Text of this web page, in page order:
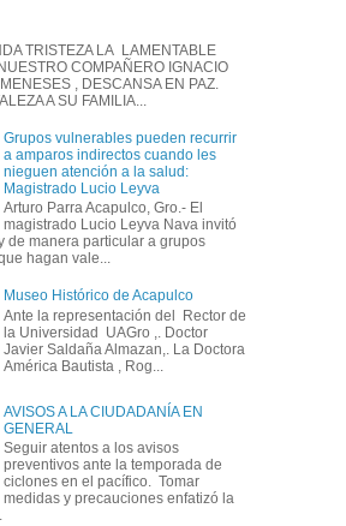
TRISTEZA LA LAMENTABLE
COMPAÑERO IGNACIO
, DESCANSA EN PAZ.
A SU FAMILIA...
Grupos vulnerables pueden recurrir
a amparos indirectos cuando les
nieguen atención a la salud:
Magistrado Lucio Leyva
Arturo Parra Acapulco, Gro.- El
magistrado Lucio Leyva Nava invitó
de manera particular a grupos
hagan vale...
Museo Histórico de Acapulco
Ante la representación del Rector de
la Universidad UAGro ,. Doctor
Javier Saldaña Almazan,. La Doctora
América Bautista , Rog...
AVISOS A LA CIUDADANÍA EN
GENERAL
Seguir atentos a los avisos
preventivos ante la temporada de
ciclones en el pacífico. Tomar
medidas y precauciones enfatizó la